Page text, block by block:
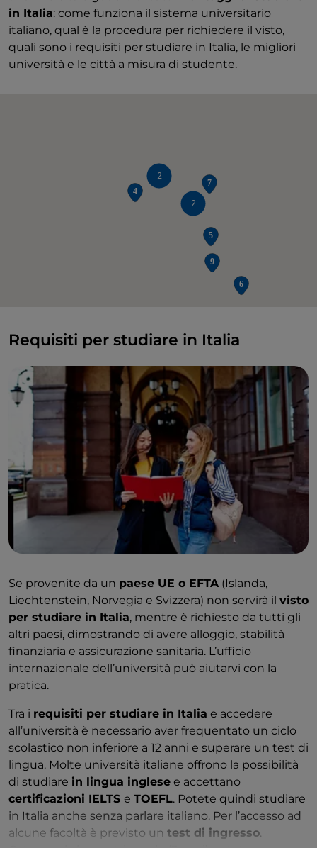
in Italia: come funziona il sistema universitario
italiano, qual è la procedura per richiedere il visto,
quali sono i requisiti per studiare in Italia, le migliori
università e le città a misura di studente.
2
2
Requisiti per studiare in Italia
Se provenite da un paese UE o EFTA(Islanda,
Liechtenstein, Norvegia e Svizzera) non servirà il visto
per studiare in Italia, mentre è richiesto da tutti gli
altri paesi, dimostrando di avere alloggio, stabilità
finanziaria e assicurazione sanitaria. L’ufficio
internazionale dell’università può aiutarvi con la
pratica.
Tra i requisiti per studiare in Italia e accedere
all’università è necessario aver frequentato un ciclo
scolastico non inferiore a 12 anni e superare un test di
lingua. Molte università italiane offrono la possibilità
di studiare in lingua inglese e accettano
certificazioni IELTS e TOEFL. Potete quindi studiare
in Italia anche senza parlare italiano. Per l’accesso ad
alcune facoltà è previsto un test di ingresso.